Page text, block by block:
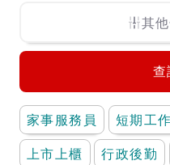
其
查
家事服務員
短期工
上市上櫃
行政後勤